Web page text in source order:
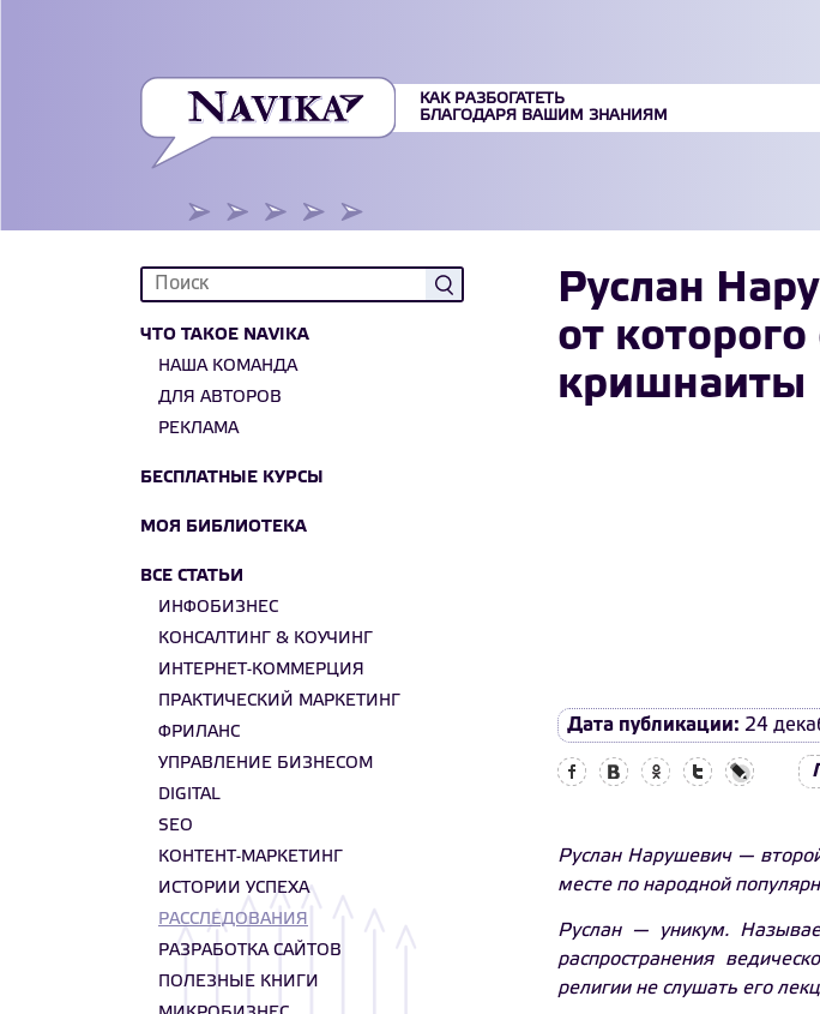
КАК РАЗБОГАТЕТЬ
БЛАГОДАРЯ ВАШИМ ЗНАНИЯМ
ЧТО ТАКОЕ NAVIKA
НАША КОМАНДА
ДЛЯ АВТОРОВ
РЕКЛАМА
БЕСПЛАТНЫЕ КУРСЫ
МОЯ БИБЛИОТЕКА
ВСЕ СТАТЬИ
ИНФОБИЗНЕС
КОНСАЛТИНГ & КОУЧИНГ
ИНТЕРНЕТ-КОММЕРЦИЯ
ПРАКТИЧЕСКИЙ МАРКЕТИНГ
ФРИЛАНС
УПРАВЛЕНИЕ БИЗНЕСОМ
DIGITAL
SEO
КОНТЕНТ-МАРКЕТИНГ
ИСТОРИИ УСПЕХА
РАССЛЕДОВАНИЯ
РАЗРАБОТКА САЙТОВ
ПОЛЕЗНЫЕ КНИГИ
Руслан
от
кришнаиты
Дата публикации: 24
Руслан Нарушевич —
месте по народной
Руслан — уникум.
распространения
религии не слушать его